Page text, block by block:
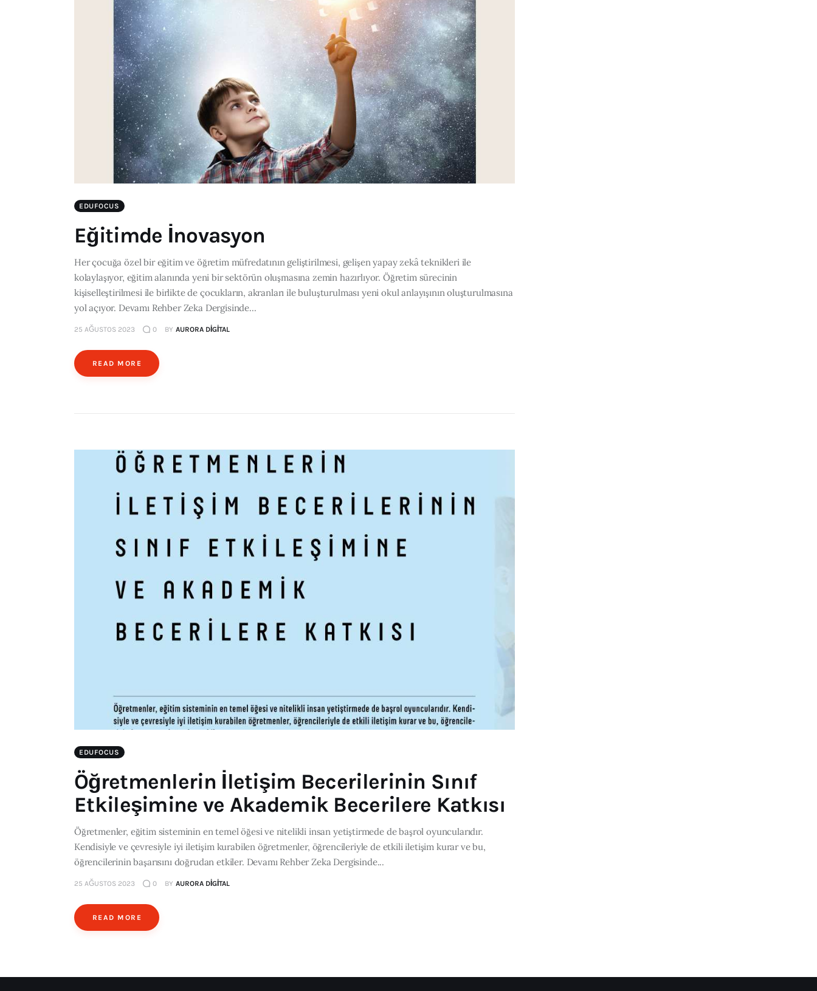
EDUFOCUS
Eğitimde İnovasyon
Her çocuğa özel bir eğitim ve öğretim müfredatının geliştirilmesi, gelişen yapay zekâ teknikleri ile
kolaylaşıyor, eğitim alanında yeni bir sektörün oluşmasına zemin hazırlıyor. Öğretim sürecinin
kişiselleştirilmesi ile birlikte de çocukların, akranları ile buluşturulması yeni okul anlayışının oluşturulmasına
yol açıyor. Devamı Rehber Zeka Dergisinde...
25 AĞUSTOS 2023 0 BY AURORA DIGITAL
READ MORE
EDUFOCUS
Öğretmenlerin İletişim Becerilerinin Sınıf
Etkileşimine ve Akademik Becerilere Katkısı
Öğretmenler, eğitim sisteminin en temel öğesi ve nitelikli insan yetiştirmede de başrol oyuncularıdır.
Kendisiyle ve çevresiyle iyi iletişim kurabilen öğretmenler, öğrencileriyle de etkili iletişim kurar ve bu,
öğrencilerinin başarısını doğrudan etkiler. Devamı Rehber Zeka Dergisinde...
25 AĞUSTOS 2023 0 BY AURORA DIGITAL
READ MORE